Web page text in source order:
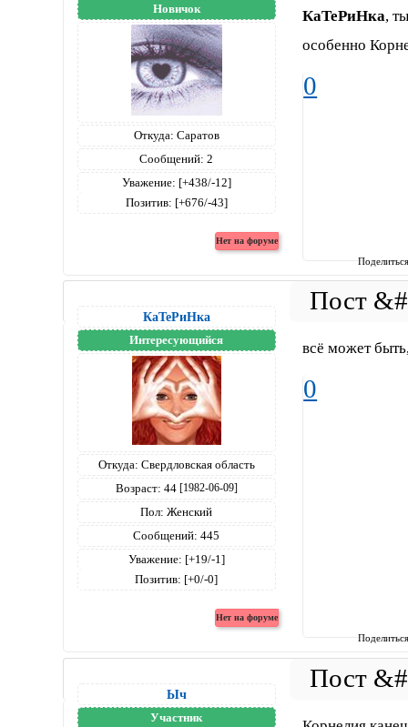
Новичок
Откуда: Саратов
Сообщений: 2
Уважение: [+438/-12]
Позитив: [+676/-43]
КаТеРиНка,
особенно
0
КаТеРиНка
Интересующийся
Откуда: Свердловская область
Возраст: 44 [1982-06-09]
Пол: Женский
Сообщений: 445
Уважение: [+19/-1]
Позитив: [+0/-0]
всё может
0
Ыч
Участник